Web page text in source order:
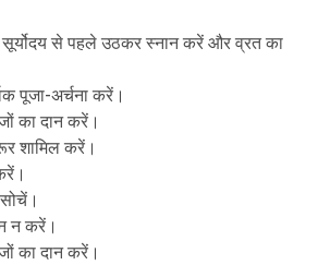
सूर्योदय से पहले उठकर स्नान करें और व्रत का
पूजा-अर्चना करें।
का दान करें।
शामिल करें।
न करें।
का दान करें।